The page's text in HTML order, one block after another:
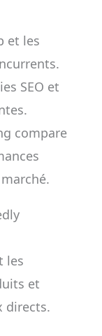
et les
SEO et
compare
les
et
directs.